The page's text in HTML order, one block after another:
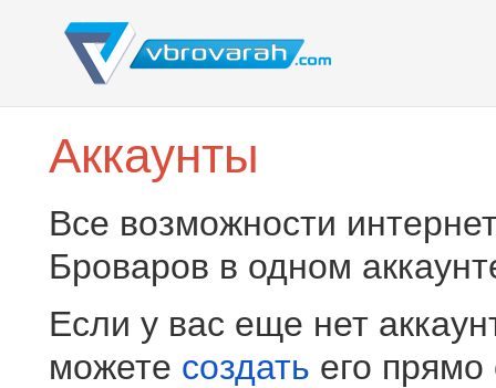
Аккаунты
Все возможности
Броваров в одном
Если у вас еще нет
можете создать его прямо